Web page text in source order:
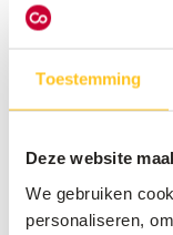
Toestemming
Deze website
We gebruiken
personaliseren,
uitbater
Sinds de
verschil in
belangrijk
vermijdt en het